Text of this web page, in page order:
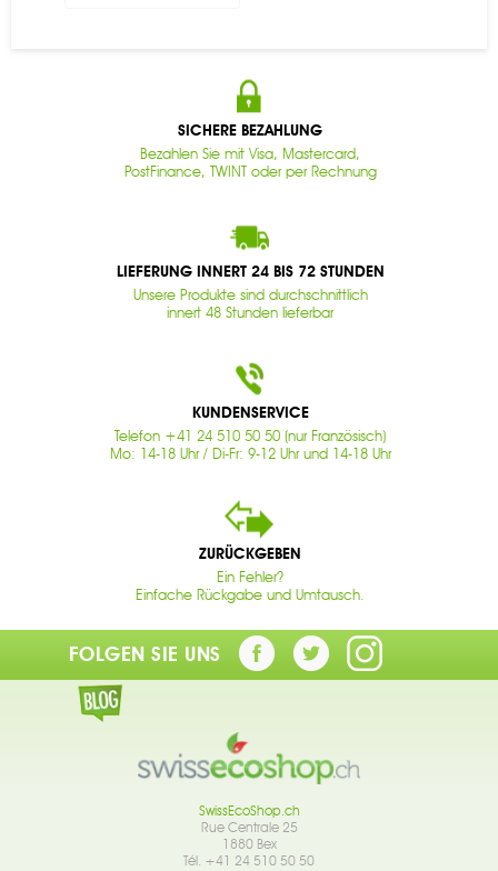
SICHERE BEZAHLUNG
Bezahlen Sie mit Visa, Mastercard,
PostFinance, TWINT oder per Rechnung
LIEFERUNG INNERT 24 BIS 72 STUNDEN
Unsere Produkte sind durchschnittlich
innert 48 Stunden lieferbar
KUNDENSERVICE
Telefon +41 24 510 50 50 (nur Französisch)
Mo: 14-18 Uhr / Di-Fr: 9-12 Uhr und 14-18 Uhr
ZURÜCKGEBEN
Ein Fehler?
Einfache Rückgabe und Umtausch.
FOLGEN SIE UNS
SwissEcoShop.ch
Rue Centrale 25
1880 Bex
Tél. +41 24 510 50 50